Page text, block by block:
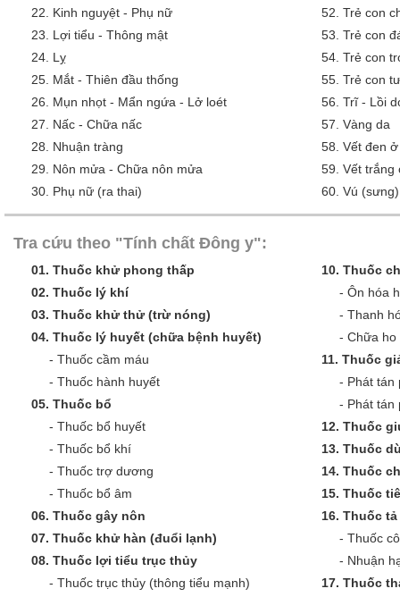
22. Kinh nguyệt - Phụ nữ
23. Lợi tiểu - Thông mật
24. Lỵ
25. Mắt - Thiên đầu thống
26. Mụn nhọt - Mẩn ngứa - Lở loét
27. Nấc - Chữa nấc
28. Nhuận tràng
29. Nôn mửa - Chữa nôn mửa
30. Phụ nữ (ra thai)
52. Trẻ con
53. Trẻ con
54. Trẻ con
55. Trẻ con
56. Trĩ - Lồi
57. Vàng da
58. Vết đen
59. Vết trắng
60. Vú
Tra cứu theo "Tính chất Đông y":
01. Thuốc khử phong thấp
02. Thuốc lý khí
03. Thuốc khử thử (trừ nóng)
04. Thuốc lý huyết (chữa bệnh huyết)
- Thuốc cầm máu
- Thuốc hành huyết
05. Thuốc bổ
- Thuốc bổ huyết
- Thuốc bổ khí
- Thuốc trợ dương
- Thuốc bổ âm
06. Thuốc gây nôn
07. Thuốc khử hàn (đuổi lạnh)
08. Thuốc lợi tiểu trục thủy
- Thuốc trục thủy (thông tiểu mạnh)
10. Thuốc
- Ôn hóa
- Thanh
- Chữa ho
11. Thuốc
- Phát tán
- Phát tán
12. Thuốc
13. Thuốc
14. Thuốc
15. Thuốc
16. Thuốc
- Thuốc
- Nhuận
17. Thuốc